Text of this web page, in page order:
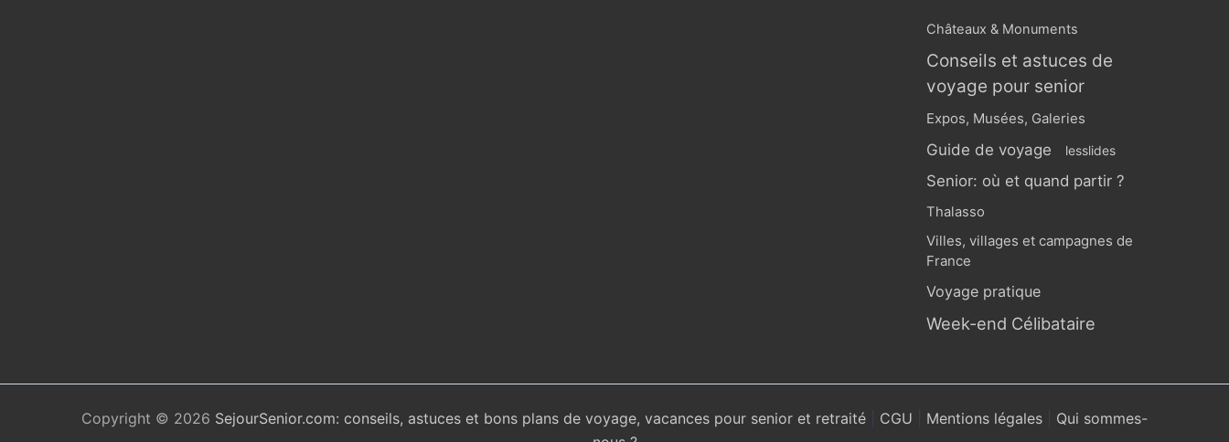
Châteaux & Monuments
Conseils et astuces de
voyage pour senior
Expos, Musées, Galeries
Guide de voyage lesslides
Senior: où et quand partir ?
Thalasso
Villes, villages et campagnes de
France
Voyage pratique
Week-end Célibataire
Copyright © 2026 SejourSenior.com: conseils, astuces et bons plans de voyage, vacances pour senior et retraité CGU Mentions légales
Qui sommes-